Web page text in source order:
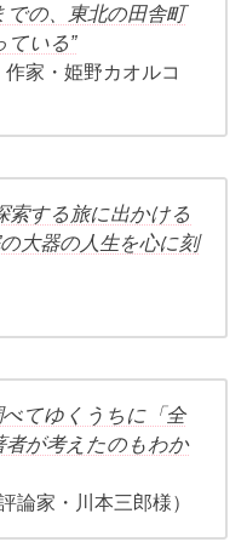
の、東北の田舎町
ている”
作家・姫野カオルコ
索する旅に出かける
大器の人生を心に刻
てゆくうちに「全
者が考えたのもわか
論家・川本三郎様）